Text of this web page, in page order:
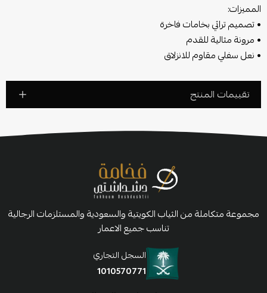
المميزات:
• تصميم تراثي بخامات فاخرة
• مرونة مثالية للقدم
• نعل سفلي مقاوم للانزلاق
تقييمات المنتج
مجموعة متكاملة من الثياب الكويتية والسعودية والمستلزمات الرجالية
تناسب جميع الاعمار
السجل التجاري
1010570771